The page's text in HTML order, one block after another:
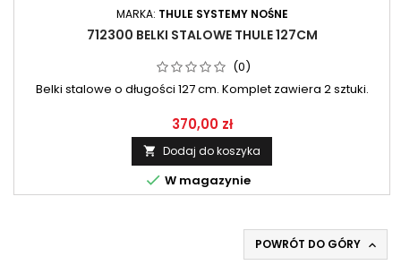
MARKA: THULE SYSTEMY NOŚNE
712300 BELKI STALOWE THULE 127CM
(0)
Belki stalowe o długości 127 cm. Komplet zawiera 2 sztuki.
370,00 zł
 Dodaj do koszyka
 W magazynie
POWRÓT DO GÓRY 